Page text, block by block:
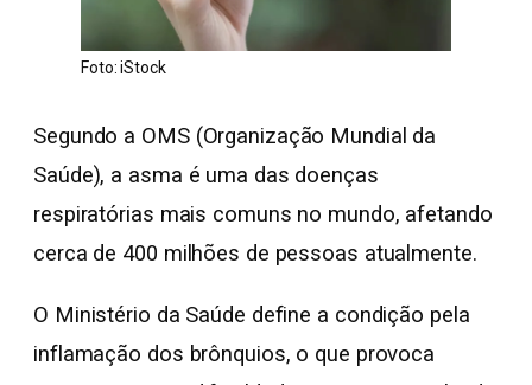
Foto: iStock
Segundo a OMS (Organização Mundial da
Saúde), a asma é uma das doenças
respiratórias mais comuns no mundo, afetando
cerca de 400 milhões de pessoas atualmente.
O Ministério da Saúde define a condição pela
inflamação dos brônquios, o que provoca